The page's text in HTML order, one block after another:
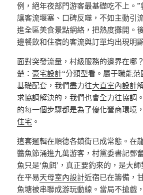
例，絕年夜部門游客最基礎吃不上。
讓客流堰塞、口碑反噬，不如主動引
進全區美食景點網絡，把熱度攤開。
邊餐飲和住宿的客流與訂單均出現明
面對突發流量，村級服務的邊界在哪
楚： 豪宅設計“分類型看。屬于職能
基礎配套，我們盡力往大直室內設計
求協調解決的，我們也會全力往協調
的每一個步驟都是為了優化營商環境
住宅 。
這套邏輯在順德各鎮街已成常態。在
醬魚節涌進九萬游客，村黨委書記鄧
魚只是‘魚餌’，真正要釣來的，是大
在平易天母室內設計近宿已在籌備，
魚塘被串聯成游玩動線。當局不搶戲